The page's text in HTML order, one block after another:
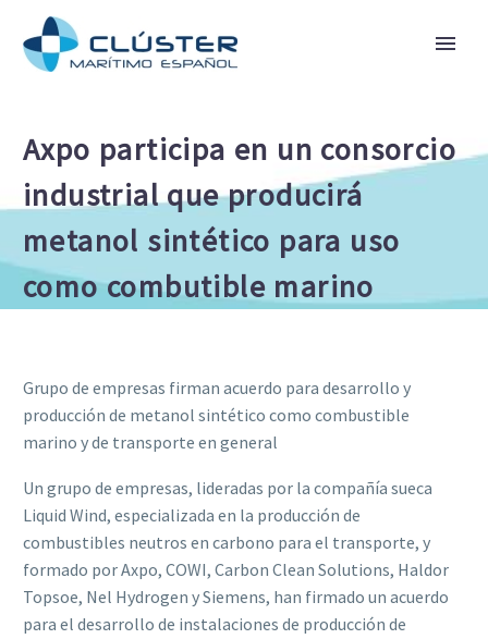
Axpo participa en un consorcio
industrial que producirá
metanol sintético para uso
como combutible marino
Grupo de empresas firman acuerdo para desarrollo y
producción de metanol sintético como combustible
marino y de transporte en general
Un grupo de empresas, lideradas por la compañía sueca
Liquid Wind, especializada en la producción de
combustibles neutros en carbono para el transporte, y
formado por Axpo, COWI, Carbon Clean Solutions, Haldor
Topsoe, Nel Hydrogen y Siemens, han firmado un acuerdo
para el desarrollo de instalaciones de producción de